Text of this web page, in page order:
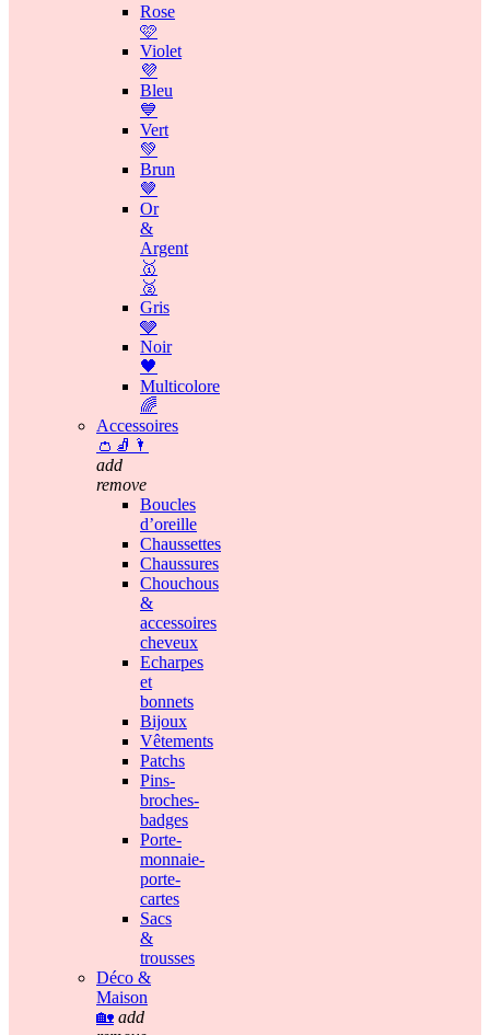
Rose
🩷
Violet
💜
Bleu
💙
Vert
💚
Brun
🤎
Or
&
Argent
🥇
🥈
Gris
🩶
Noir
🖤
Multicolore
🌈
Accessoires
👛🧦🌂
add
remove
Boucles
d’oreille
Chaussettes
Chaussures
Chouchous
&
accessoires
cheveux
Echarpes
et
bonnets
Bijoux
Vêtements
Patchs
Pins-
broches-
badges
Porte-
monnaie-
porte-
cartes
Sacs
&
trousses
Déco &
Maison
🏡 add